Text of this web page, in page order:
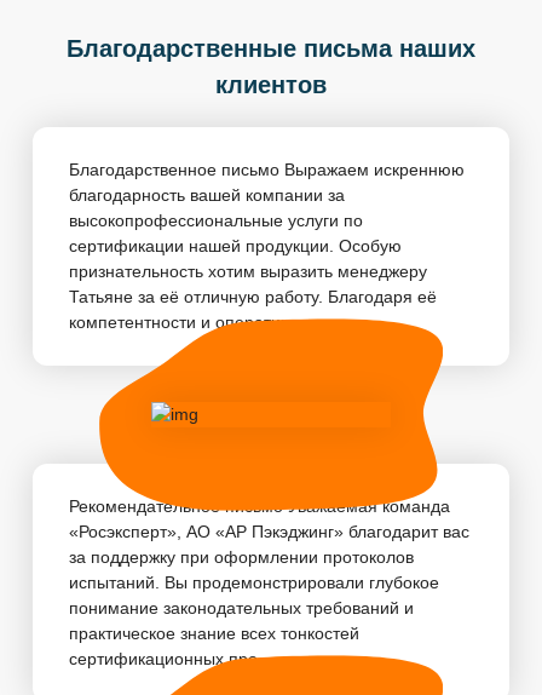
Благодарственные письма наших
клиентов
Благодарственное письмо Выражаем искреннюю
благодарность вашей компании за
высокопрофессиональные услуги по
сертификации нашей продукции. Особую
признательность хотим выразить менеджеру
Татьяне за её отличную работу. Благодаря её
компетентности и оперативности, пр...
Рекомендательное письмо Уважаемая команда
«Росэксперт», АО «АР Пэкэджинг» благодарит вас
за поддержку при оформлении протоколов
испытаний. Вы продемонстрировали глубокое
понимание законодательных требований и
практическое знание всех тонкостей
сертификационных про...